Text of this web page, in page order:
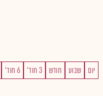
יום שבוע חודש 3 חוד' 6 חוד'